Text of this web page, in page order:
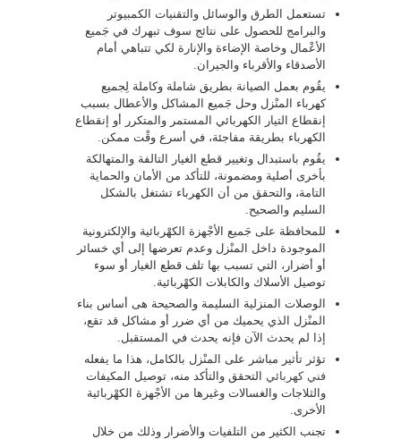
تستعمل الطرق والوسائل والتقنيات الكمبيوتر
والبرامج للحصول على نتائج سوف تبهرك في جَميع
الأعْمال وخاصة الإضاءة والإنارة لكي تتباهي أمام
الأصدقاء والأقرباء والجيران.
يقُوم بعمل الصيانة بطريق شاملة وكاملة لِجميع
كهرباء المنْزل وحل جَميع المشاكل والأعطال بسبب
إنقطاع التيار الكهربائي المستمر والمتكرر أو إنقطاع
الكهرباء بطريقة مفاجئة، في أسرع وقْت ممكن.
يقُوم باستبدال وتغيير قطع الغيار التالفة والمتهالكة
بأخرى أصلية ومضمونة، للتأكد من الأمان والحماية
التامة، والتحقق من أن الكهرباء تشتغل بالشكل
السليم والصحيح.
للمحافظة على جَميع الأجْهزة الكهْربائية والإلكترونية
الموجودة داخل المنْزل وعدم تعرضها إلى أي خسائر
أو أضرار، التي تسبب بها تلف قطع الغيار أو سوء
توصيل الأسلاك والكابلات الكهْربائية.
الوصلات المنزلية السليمة والصحيحة هى أساس بناء
المنْزل الذي يحميك من أي ضرر أو مشاكل قد تقع،
إذا لم يحدث الآن فإنه يحدث في المستقبل.
تؤثر تأثير مباشر على المنْزل بالكامل، هذا ما يفعله
فني كهربائي التحقق والتأكد منه، توصيل المكيفات
والثلاجات والغسالات وغيرها من الأجْهزة الكهْربائية
الأخرى.
تجنب الكثير من التلفيات والأضرار وذلك من خلال